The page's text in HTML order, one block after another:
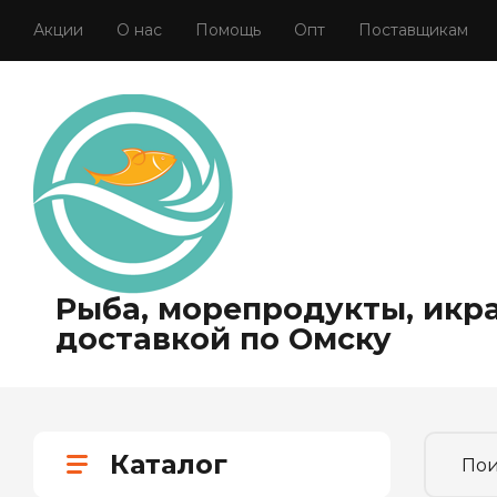
Акции О нас Помощь Опт Поставщикам
Рыба, морепродукты,
доставкой по Омску
Каталог